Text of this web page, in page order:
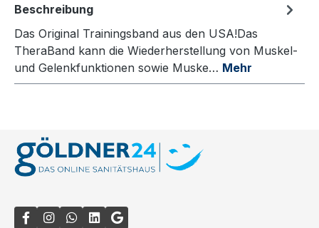
Beschreibung
Das Original Trainingsband aus den USA!Das
TheraBand kann die Wiederherstellung von Muskel-
und Gelenkfunktionen sowie Muske… Mehr